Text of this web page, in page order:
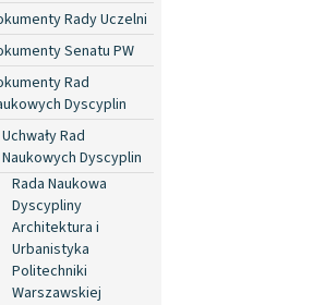
Rady Uczelni
Senatu PW
Rad
Dyscyplin
Uchwały Rad
Naukowych Dyscyplin
Rada Naukowa
Dyscypliny
Architektura i
Urbanistyka
Politechniki
Warszawskiej